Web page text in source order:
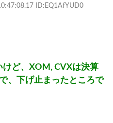
ID:EQ1AfYUD0
けど、XOM, CVXは決算
、下げ止まったところで